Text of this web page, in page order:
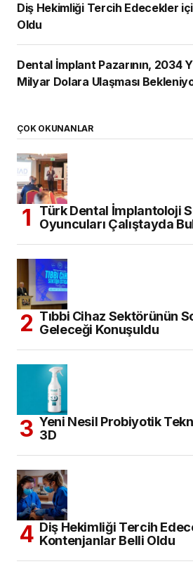
Diş Hekimliği Tercih Edecekler için Kontenjanlar
Oldu
Dental İmplant Pazarının, 2034
Milyar Dolara Ulaşması
ÇOK OKUNANLAR
Türk Dental İmplantoloji
Oyuncuları Çalıştayda
Tıbbi Cihaz Sektörünün
Geleceği Konuşuldu
Yeni Nesil Probiyotik
3D
Diş Hekimliği Tercih
Kontenjanlar Belli Oldu